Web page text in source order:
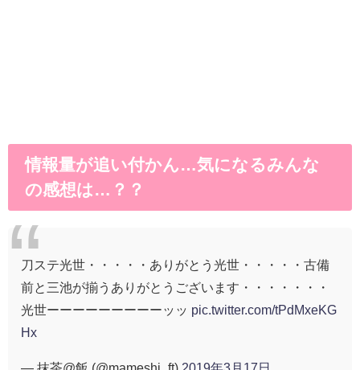
情報量が追い付かん…気になるみんな
の感想は…？？
刀ステ光世・・・・・ありがとう光世・・・・・古備
前と三池が揃うありがとうございます・・・・・・・
光世ーーーーーーーーーッッ pic.twitter.com/tPdMxeKG
Hx
— 抹茶@飯 (@mameshi_ft) 2019年3月17日